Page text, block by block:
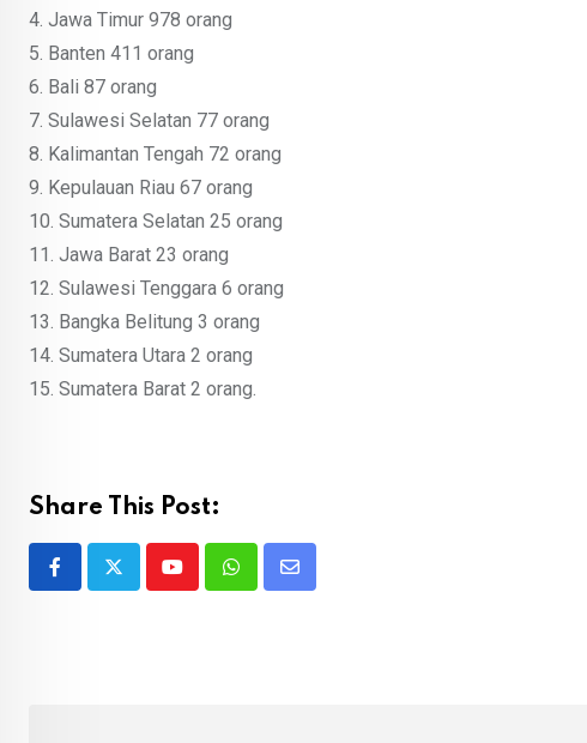
4. Jawa Timur 978 orang
5. Banten 411 orang
6. Bali 87 orang
7. Sulawesi Selatan 77 orang
8. Kalimantan Tengah 72 orang
9. Kepulauan Riau 67 orang
10. Sumatera Selatan 25 orang
11. Jawa Barat 23 orang
12. Sulawesi Tenggara 6 orang
13. Bangka Belitung 3 orang
14. Sumatera Utara 2 orang
15. Sumatera Barat 2 orang.
Share This Post:
YoutubeWhatsappShare